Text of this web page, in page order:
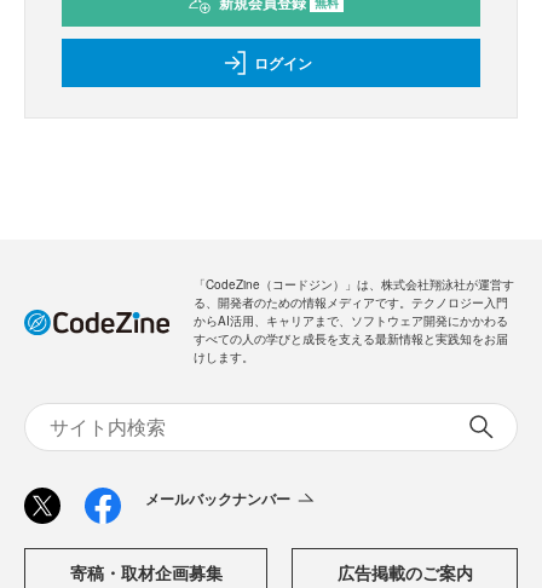
ログイン
「CodeZine（コードジン）」は、株式会社翔泳社が運営す
る、開発者のための情報メディアです。テクノロジー入門
からAI活用、キャリアまで、ソフトウェア開発にかかわる
すべての人の学びと成長を支える最新情報と実践知をお届
けします。
メールバックナンバー
寄稿・取材企画募集 広告掲載のご案内